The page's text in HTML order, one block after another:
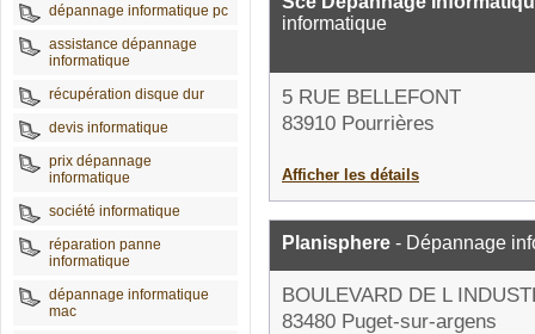
dépannage informatique pc
assistance dépannage
informatique
récupération disque dur
devis informatique
prix dépannage
informatique
société informatique
réparation panne
informatique
dépannage informatique
mac
informatique
5 RUE BELLEFONT
83910 Pourrières
Afficher les détails
Planisphere - Dépannage
BOULEVARD DE L
83480 Puget-sur-argens